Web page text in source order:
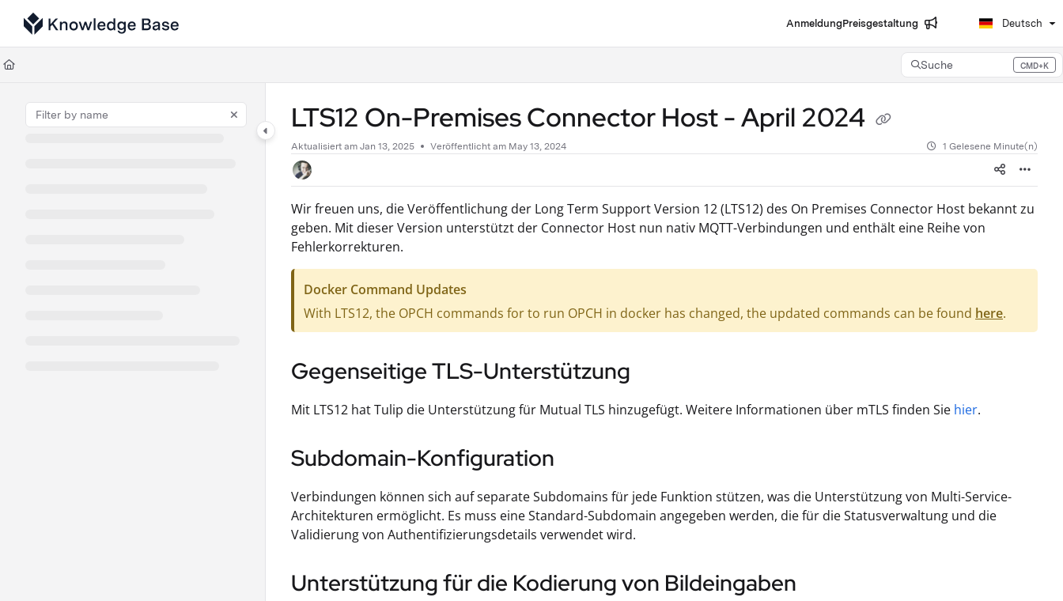
Documentation Index
Fetch the complete documentation index at:
Use this file to discover all available pages before exploring further.
AnmeldungPreisgestaltung Deutsch
Suche CMD+K
Press CMD+K to open search
LTS12 On-Premises Connector Host - April 2024
Aktualisiert am Jan 13, 2025 Veröffentlicht am May 13, 2024 1 Gelesene Minute(n)
Wir freuen uns, die Veröffentlichung der Long Term Support Version 12 (LTS12) des On Premises Connector Host bekannt zu
geben. Mit dieser Version unterstützt der Connector Host nun nativ MQTT-Verbindungen und enthält eine Reihe von
Fehlerkorrekturen.
Docker Command Updates
With LTS12, the OPCH commands for to run OPCH in docker has changed, the updated commands can be found here.
Gegenseitige TLS-Unterstützung
Mit LTS12 hat Tulip die Unterstützung für Mutual TLS hinzugefügt. Weitere Informationen über mTLS finden Sie hier.
Subdomain-Konfiguration
Verbindungen können sich auf separate Subdomains für jede Funktion stützen, was die Unterstützung von Multi-Service-
Architekturen ermöglicht. Es muss eine Standard-Subdomain angegeben werden, die für die Statusverwaltung und die
Validierung von Authentifizierungsdetails verwendet wird.
Unterstützung für die Kodierung von Bildeingaben